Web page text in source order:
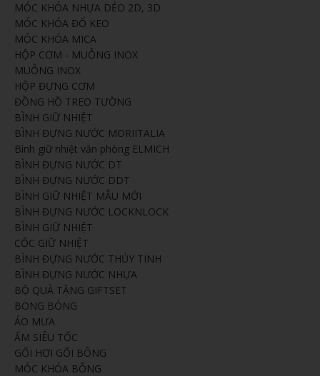
MÓC KHÓA NHỰA DẺO 2D, 3D
MÓC KHÓA ĐỔ KEO
MÓC KHÓA MICA
HỘP CƠM - MUỖNG INOX
MUỖNG INOX
HỘP ĐỰNG CƠM
ĐỒNG HỒ TREO TƯỜNG
BÌNH GIỮ NHIỆT
BÌNH ĐỰNG NƯỚC MORIITALIA
Bình giữ nhiệt văn phòng ELMICH
BÌNH ĐỰNG NƯỚC DT
BÌNH ĐỰNG NƯỚC DDT
BÌNH GIỮ NHIỆT MẪU MỚI
BÌNH ĐỰNG NƯỚC LOCKNLOCK
BÌNH GIỮ NHIỆT
CỐC GIỮ NHIỆT
BÌNH ĐỰNG NƯỚC THỦY TINH
BÌNH ĐỰNG NƯỚC NHỰA
BỘ QUÀ TẶNG GIFTSET
BONG BÓNG
ÁO MƯA
ẤM SIÊU TỐC
GỐI HƠI GỐI BÔNG
MÓC KHÓA BÔNG